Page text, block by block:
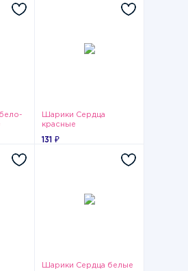
Шарики Сердца
красные
131 ₽
Шарики Сердца белые